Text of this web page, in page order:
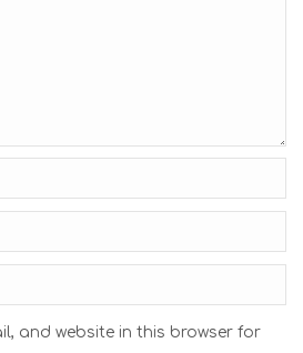
and website in this browser for